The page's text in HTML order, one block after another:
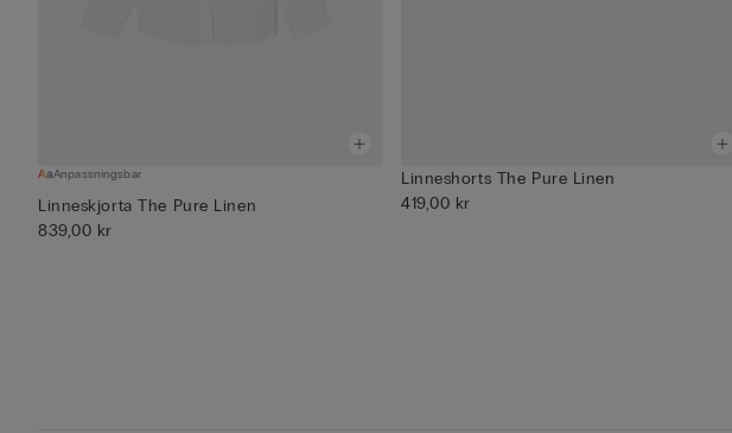
Anpassningsbar
Linneskjorta The Pure Linen
839,00 kr
Linneshorts The Pure Linen
419,00 kr